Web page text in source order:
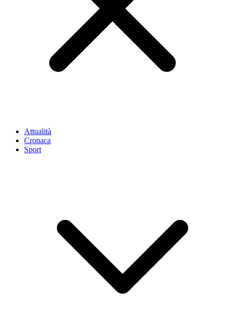
Attualità
Cronaca
Sport